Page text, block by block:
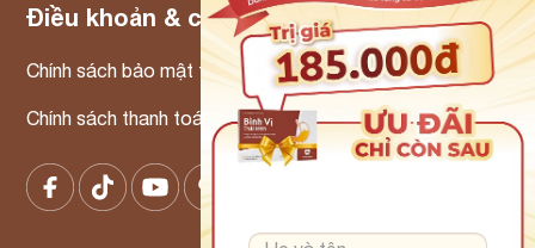
Điều khoản & chính sách
Chính sách bảo mật thông tin
Chính sách thanh toán – Chính sách xử lý khiếu nại